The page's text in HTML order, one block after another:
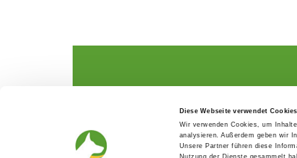
Diese Webseite verwendet Cookies
Wir verwenden Cookies, um
analysieren. Außerdem geben wir
Unsere Partner führen diese
Everything about the breed
Breeding and upbringing
Helper and saviour
Structur
SV
Local
Youth